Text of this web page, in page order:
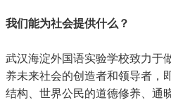
我们能为社会提供什么？
武汉海淀外国语实验学校致力于
养未来社会的创造者和领导者，
结构、世界公民的道德修养、通